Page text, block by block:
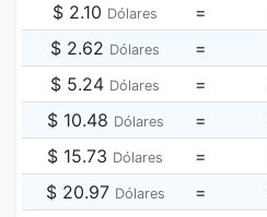
$ 2.10 Dólares =
$ 2.62 Dólares =
$ 5.24 Dólares =
$ 10.48 Dólares =
$ 15.73 Dólares =
$ 20.97 Dólares =